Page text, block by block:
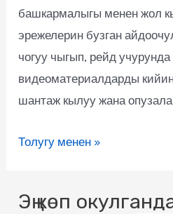
башкармалыгы менен жол
эрежелерин бузган
чогуу чыгып, рейд
видеоматериалдарды
шантаж кылуу жана
Толугу менен »
Эң көп